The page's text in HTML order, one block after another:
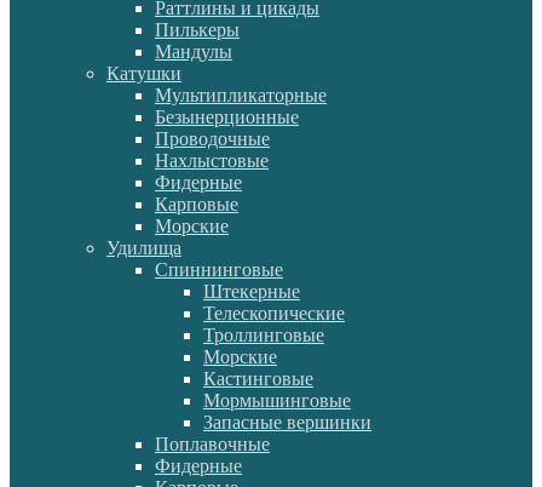
Раттлины и цикады
Пилькеры
Мандулы
Катушки
Мультипликаторные
Безынерционные
Проводочные
Нахлыстовые
Фидерные
Карповые
Морские
Удилища
Спиннинговые
Штекерные
Телескопические
Троллинговые
Морские
Кастинговые
Мормышинговые
Запасные вершинки
Поплавочные
Фидерные